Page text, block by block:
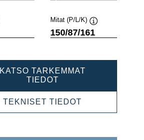
Mitat (P/L/K)
Työkaluvihje
150/87/161
KATSO TARKEMMAT
TIEDOTPOWERSPORTS
514902021
TEKNISET TIEDOT